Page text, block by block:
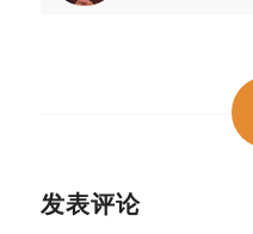
发表评论